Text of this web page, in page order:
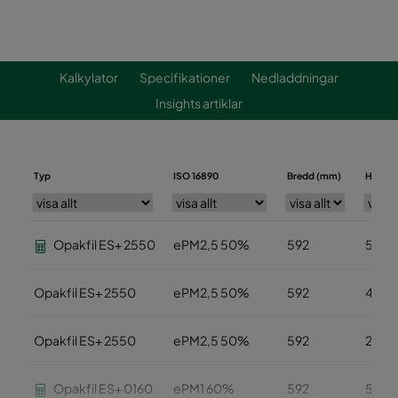
Kalkylator Specifikationer
Nedladdningar
Insights artiklar
Typ ISO 16890 Bredd (mm) Höjd
Opakfil ES+ 2550 ePM2,5 50% 592 592
Opakfil ES+ 2550 ePM2,5 50% 592 490
Opakfil ES+ 2550 ePM2,5 50% 592 287
Opakfil ES+ 0160 ePM1 60% 592 592